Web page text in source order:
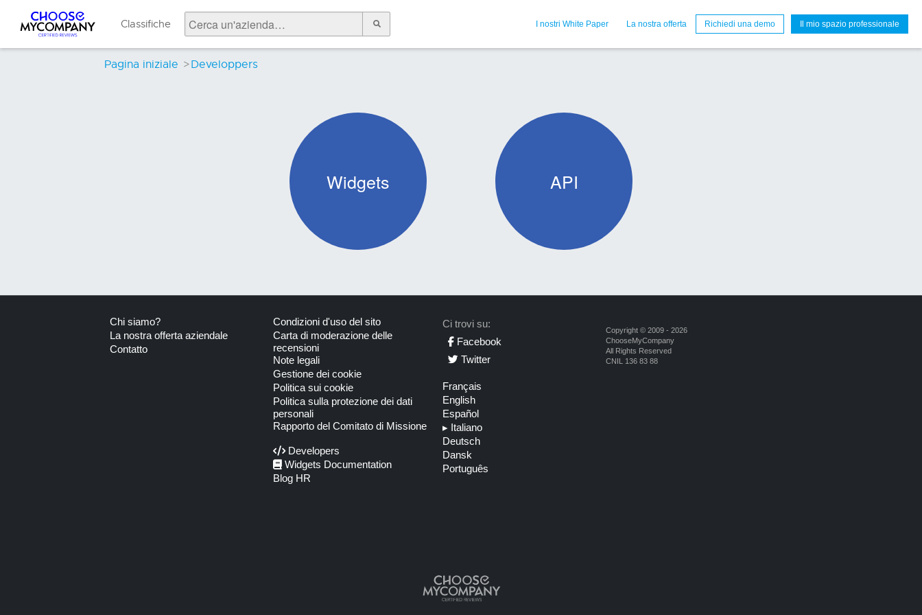
Classifiche I nostri White Paper La nostra offerta Richiedi una demo Il mio spazio professionale
Pagina iniziale >Developpers
Widgets API
Chi siamo?
La nostra offerta aziendale
Contatto
Condizioni d'uso del sito
Carta di moderazione delle
recensioni
Note legali
Gestione dei cookie
Politica sui cookie
Politica sulla protezione dei dati
personali
Rapporto del Comitato di Missione
Developers
Widgets Documentation
Blog HR
Ci trovi su:
Facebook
Twitter
Français
English
Español
▸ Italiano
Deutsch
Dansk
Português
Copyright © 2009 - 2026
ChooseMyCompany
All Rights Reserved
CNIL 136 83 88